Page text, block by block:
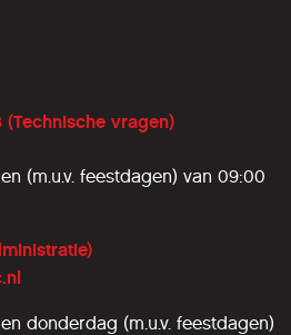
(Technische vragen)
(m.u.v. feestdagen) van 09:00
donderdag (m.u.v. feestdagen)